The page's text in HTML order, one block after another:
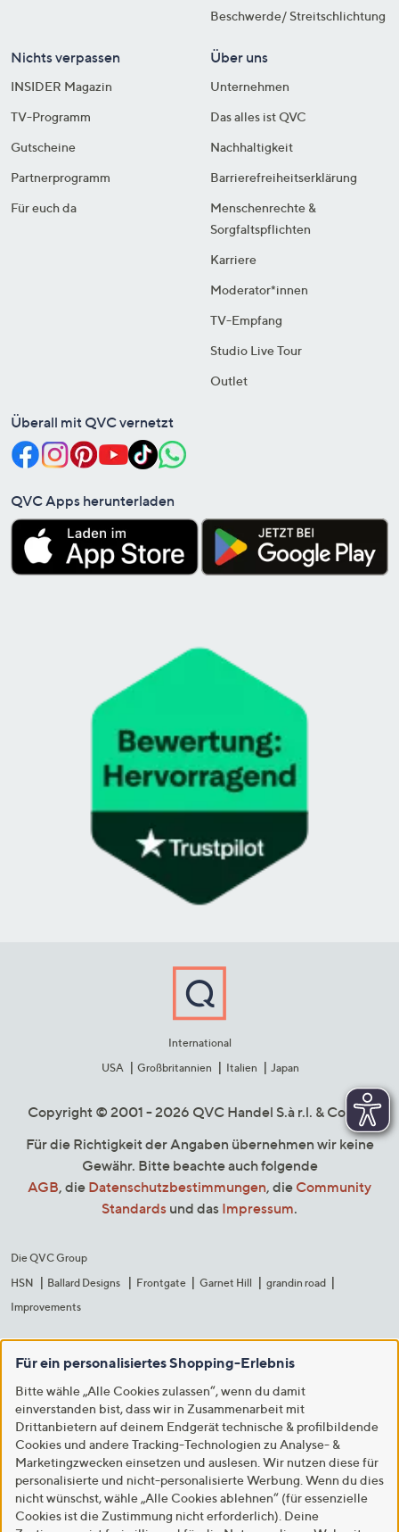
Beschwerde/ Streitschlichtung
Nichts verpassen
INSIDER Magazin
TV-Programm
Gutscheine
Partnerprogramm
Für euch da
Über uns
Unternehmen
Das alles ist QVC
Nachhaltigkeit
Barrierefreiheitserklärung
Menschenrechte &
Sorgfaltspflichten
Karriere
Moderator*innen
TV-Empfang
Studio Live Tour
Outlet
Überall mit QVC vernetzt
QVC Apps herunterladen
International
USA
Großbritannien Italien Japan
Copyright © 2001 - 2026 QVC Handel S.à r.l. & Co. KG
Für die Richtigkeit der Angaben übernehmen wir keine
Gewähr. Bitte beachte auch folgende
AGB, die Datenschutzbestimmungen, die Community
Standards und das Impressum.
Die QVC Group
HSN
Ballard Designs Frontgate Garnet Hill
grandin road
Improvements
Für ein personalisiertes Shopping-Erlebnis
Bitte wähle „Alle Cookies zulassen“, wenn du damit
einverstanden bist, dass wir in Zusammenarbeit mit
Drittanbietern auf deinem Endgerät technische & profilbildende
Cookies und andere Tracking-Technologien zu Analyse- &
Marketingzwecken einsetzen und auslesen. Wir nutzen diese für
personalisierte und nicht-personalisierte Werbung. Wenn du dies
nicht wünschst, wähle „Alle Cookies ablehnen“ (für essenzielle
Cookies ist die Zustimmung nicht erforderlich). Deine